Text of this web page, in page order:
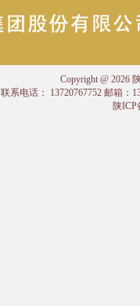
Copyright @ 2026
联系电话： 13720767752 邮箱：
陕ICP